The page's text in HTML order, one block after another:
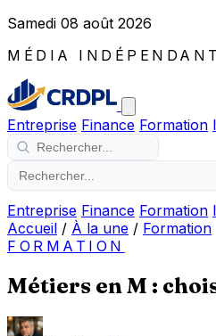
Samedi 08 août 2026
MÉDIA
Entreprise Finance Formation
Entreprise Finance Formation
Accueil / À la une / Formation
FORMATION
Métiers en M :